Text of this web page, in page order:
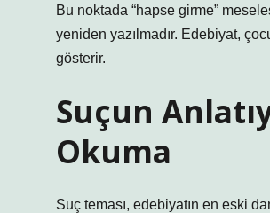
Bu noktada “hapse girme”
yeniden yazılmadır. Edebiyat,
gösterir.
Suçun
Okuma
Suç teması, edebiyatın en eski